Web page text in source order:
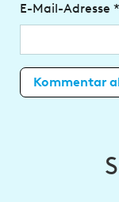
E-Mail-Adresse *